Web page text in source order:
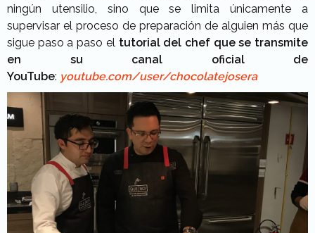
ningún utensilio, sino que se limita únicamente a
supervisar el proceso de preparación de alguien más que
sigue paso a paso el tutorial del chef que se transmite
en su canal oficial de
YouTube: youtube.com/user/chocolatejosera